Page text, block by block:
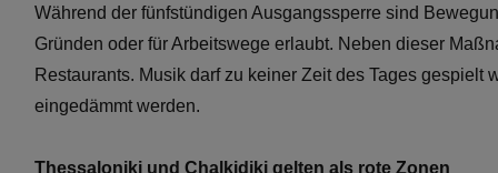
Während der fünfstündigen Ausgangssperre sind
Gründen oder für Arbeitswege erlaubt. Neben dieser
Restaurants. Musik darf zu keiner Zeit des Tages
eingedämmt werden.
Thessaloniki und Chalkidiki gelten als rote Zonen